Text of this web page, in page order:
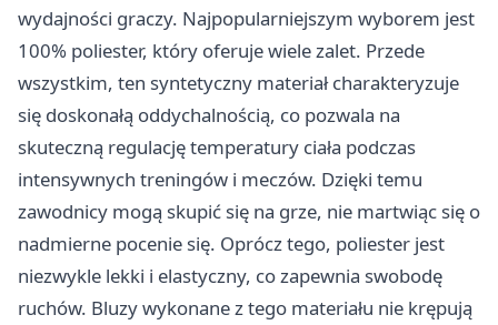
wydajności graczy. Najpopularniejszym wyborem jest
100% poliester, który oferuje wiele zalet. Przede
wszystkim, ten syntetyczny materiał charakteryzuje
się doskonałą oddychalnością, co pozwala na
skuteczną regulację temperatury ciała podczas
intensywnych treningów i meczów. Dzięki temu
zawodnicy mogą skupić się na grze, nie martwiąc się o
nadmierne pocenie się. Oprócz tego, poliester jest
niezwykle lekki i elastyczny, co zapewnia swobodę
ruchów. Bluzy wykonane z tego materiału nie krępują